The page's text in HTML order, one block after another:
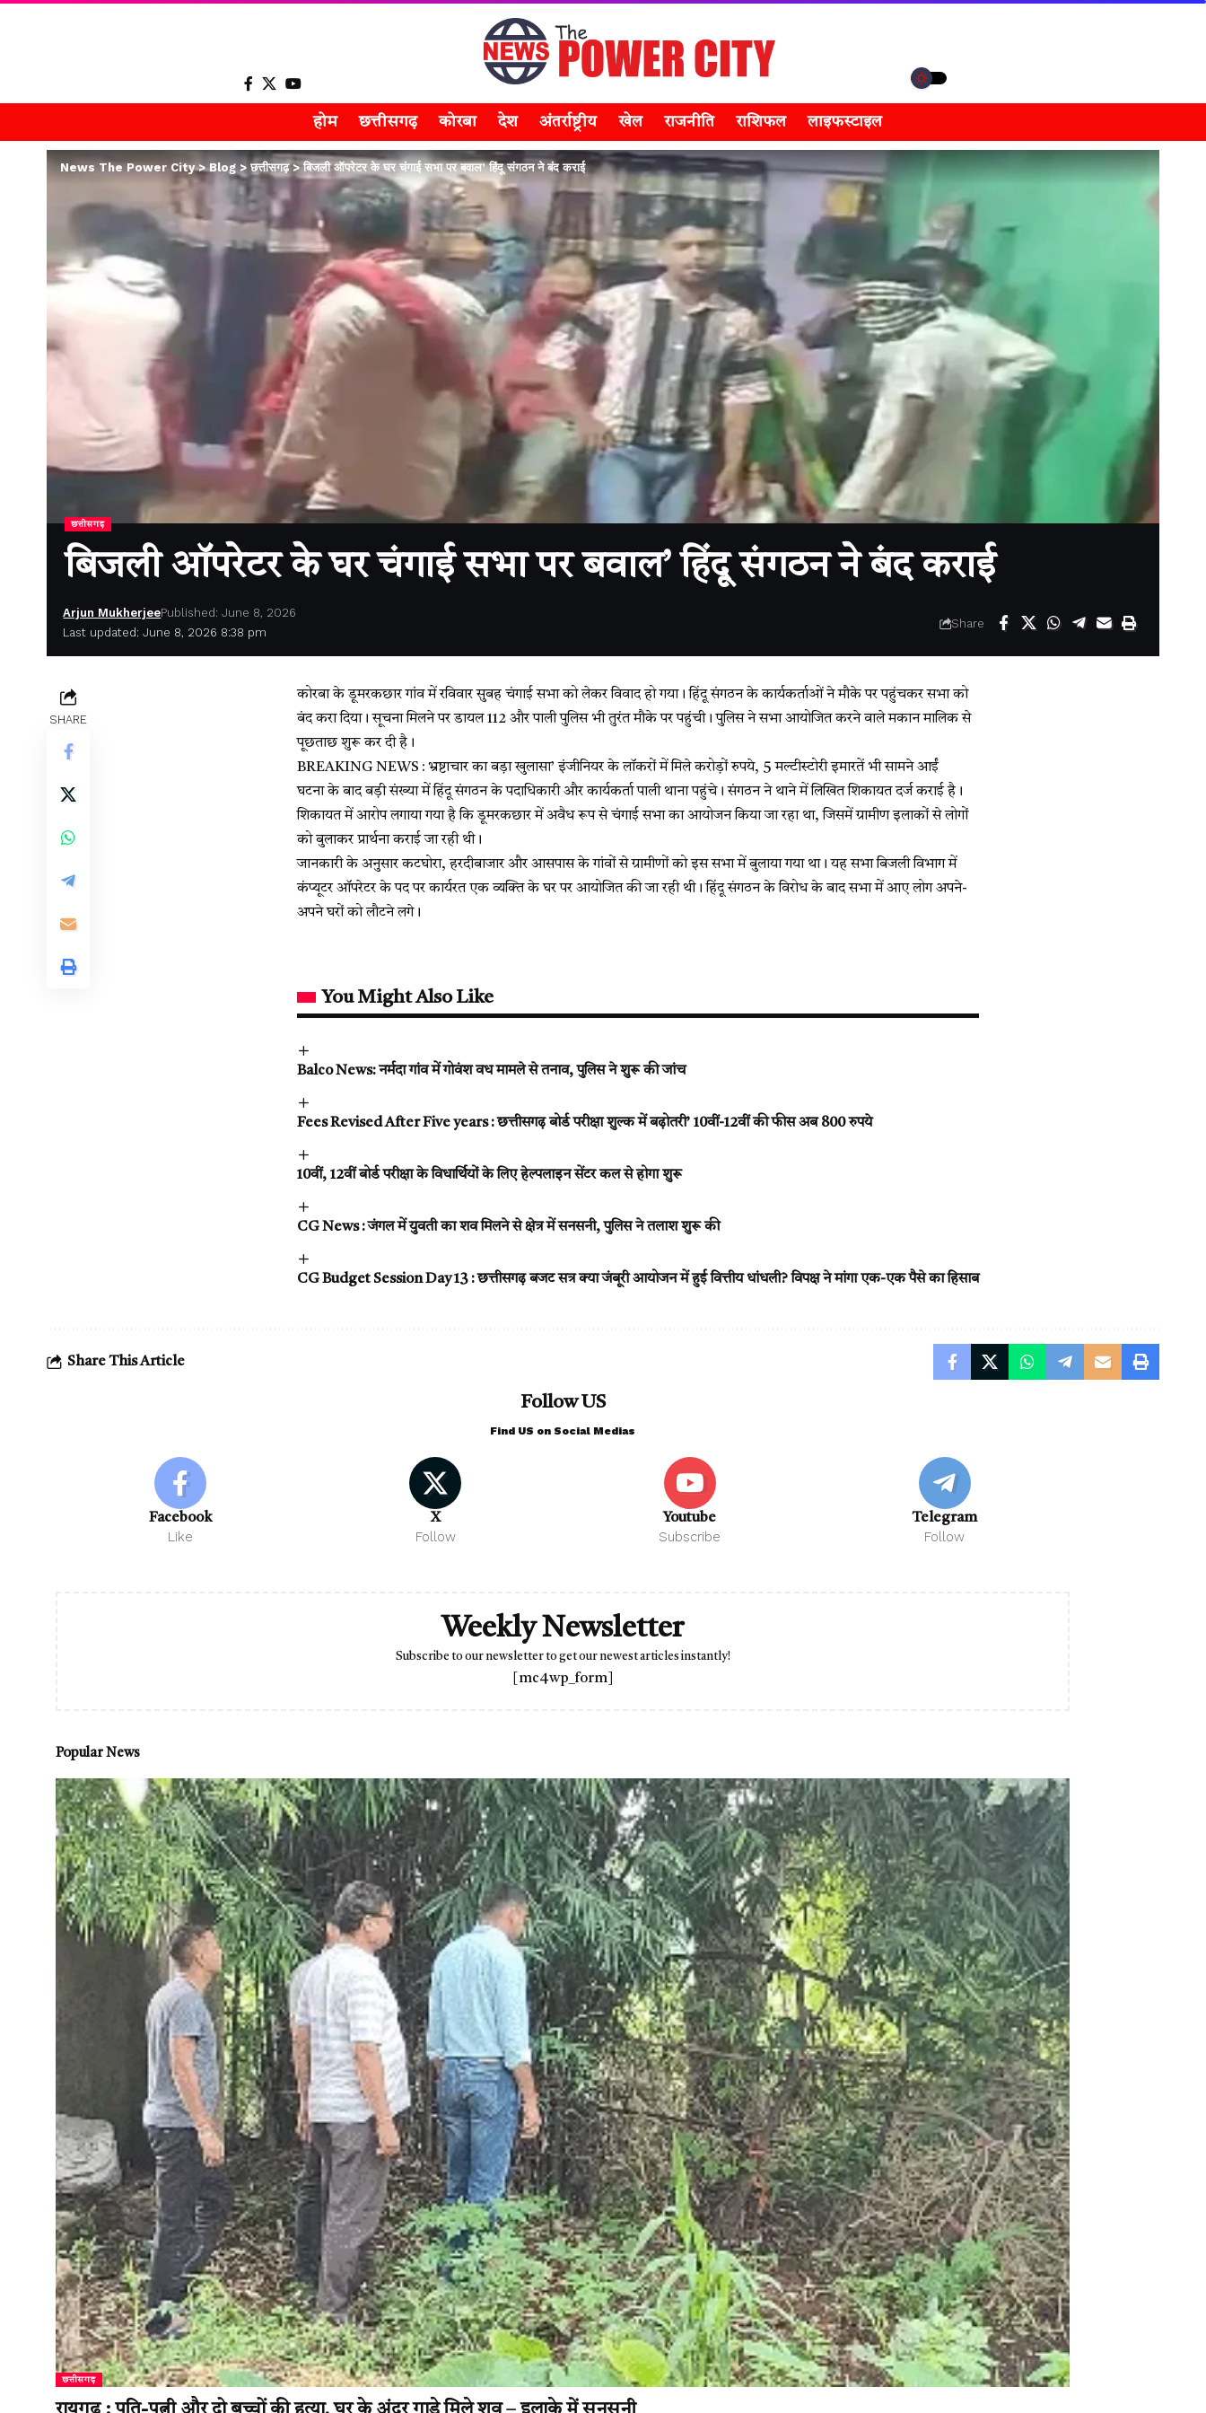
होम छत्तीसगढ़ कोरबा देश अंतर्राष्ट्रीय खेल राजनीति राशिफल लाइफस्टाइल
News The Power City>Blog> छत्तीसगढ़> बिजली ऑपरेटर के घर चंगाई सभा पर बवाल’ हिंदू संगठन ने बंद कराई
छत्तीसगढ़
बिजली ऑपरेटर के घर चंगाई सभा पर बवाल’ हिंदू संगठन ने बंद कराई
Last updated: June 8, 2026 8:38 pm
Arjun MukherjeePublished: June 8, 2026
Share
SHARE
कोरबा के डूमरकछार गांव में रविवार सुबह चंगाई सभा को लेकर विवाद हो गया। हिंदू संगठन के कार्यकर्ताओं ने मौके पर पहुंचकर सभा को
बंद करा दिया। सूचना मिलने पर डायल 112 और पाली पुलिस भी तुरंत मौके पर पहुंची। पुलिस ने सभा आयोजित करने वाले मकान मालिक से
पूछताछ शुरू कर दी है।
BREAKING NEWS : भ्रष्टाचार का बड़ा खुलासा’ इंजीनियर के लॉकरों में मिले करोड़ों रुपये, 5 मल्टीस्टोरी इमारतें भी सामने आईं
घटना के बाद बड़ी संख्या में हिंदू संगठन के पदाधिकारी और कार्यकर्ता पाली थाना पहुंचे। संगठन ने थाने में लिखित शिकायत दर्ज कराई है।
शिकायत में आरोप लगाया गया है कि डूमरकछार में अवैध रूप से चंगाई सभा का आयोजन किया जा रहा था, जिसमें ग्रामीण इलाकों से लोगों
को बुलाकर प्रार्थना कराई जा रही थी।
जानकारी के अनुसार कटघोरा, हरदीबाजार और आसपास के गांवों से ग्रामीणों को इस सभा में बुलाया गया था। यह सभा बिजली विभाग में
कंप्यूटर ऑपरेटर के पद पर कार्यरत एक व्यक्ति के घर पर आयोजित की जा रही थी। हिंदू संगठन के विरोध के बाद सभा में आए लोग अपने-
अपने घरों को लौटने लगे।
You Might Also Like
Balco News: नर्मदा गांव में गोवंश वध मामले से तनाव, पुलिस ने शुरू की जांच
Fees Revised After Five years : छत्तीसगढ़ बोर्ड परीक्षा शुल्क में बढ़ोतरी’ 10वीं-12वीं की फीस अब 800 रुपये
10वीं, 12वीं बोर्ड परीक्षा के विधार्थियों के लिए हेल्पलाइन सेंटर कल से होगा शुरू
CG News : जंगल में युवती का शव मिलने से क्षेत्र में सनसनी, पुलिस ने तलाश शुरू की
CG Budget Session Day 13 : छत्तीसगढ़ बजट सत्र क्या जंबूरी आयोजन में हुई वित्तीय धांधली? विपक्ष ने मांगा एक-एक पैसे का हिसाब
Share This Article
Follow US
Find US on Social Medias
Facebook
Like
X
Follow
Youtube
Subscribe
Telegram
Follow
Weekly Newsletter
Subscribe to our newsletter to get our newest articles instantly!
[mc4wp_form]
Popular News
छत्तीसगढ़